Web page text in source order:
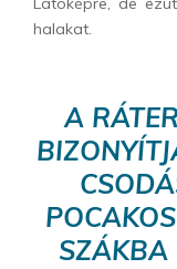
halakat.
A
SZÁKBA